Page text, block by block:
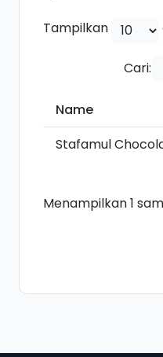
Tampilkan
Cari:
Name
Name
Stafamul
Menampilkan 1